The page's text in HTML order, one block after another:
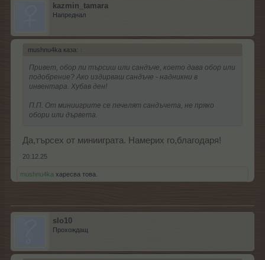
kazmin_tamara
Напреднал
mushnu4ka каза: ↑
Привет, обор ли търсиш или сандъче, което дава обор или
подобрение? Ако издирваш сандъче - надникни в
инвентара. Хубав ден!
П.П. От миниигрите се печелят сандъчета, не пряко
обори или дървета.
Да,търсех от минииграта. Намерих го,благодаря!
20.12.25
mushnu4ka харесва това.
slo10
Прохождащ